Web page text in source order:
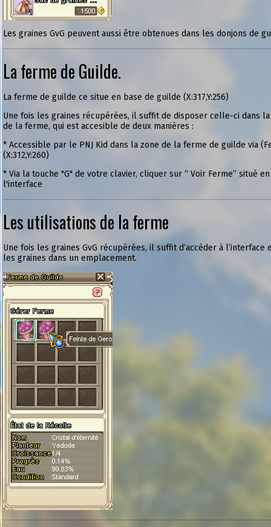
Les graines GvG peuvent aussi être obtenues dans les donjons de
La ferme de Guilde.
La ferme de guilde ce situe en base de guilde (X:317,Y:256)
Une fois les graines récupérées, il suffit de disposer celle-ci dans la
de la ferme, qui est accesible de deux manières :
* Accessible par le PNJ Kid dans la zone de la ferme de guilde via
(X:312,Y:260)
* Via la touche "G" de votre clavier, cliquer sur “ Voir Ferme” situé
l'interface
Les utilisations de la ferme
Une fois les graines GvG récupérées, il suffit d’accéder à l’interface
les graines dans un emplacement.